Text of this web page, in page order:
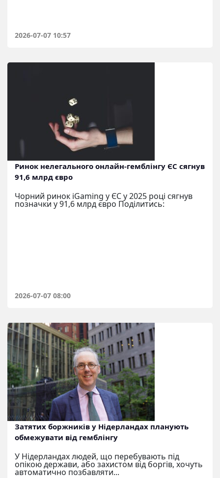
2026-07-07 10:57
Ринок нелегального онлайн-гемблінгу ЄС сягнув
91,6 млрд євро
Чорний ринок iGaming у ЄС у 2025 році сягнув
позначки у 91,6 млрд євро Поділитись:
2026-07-07 08:00
Затятих боржників у Нідерландах планують
обмежувати від гемблінгу
У Нідерландах людей, що перебувають під
опікою держави, або захистом від боргів, хочуть
автоматично позбавляти...